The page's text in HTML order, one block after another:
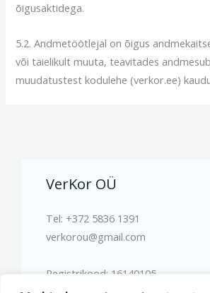
õigusaktidega.
5.2. Andmetöötlejal on õigus
või täielikult muuta, teavitades
muudatustest kodulehe (verkor.ee)
VerKor OÜ
Tel: +372 5836 1391
verkorou@gmail.com
Registrikood: 16140105